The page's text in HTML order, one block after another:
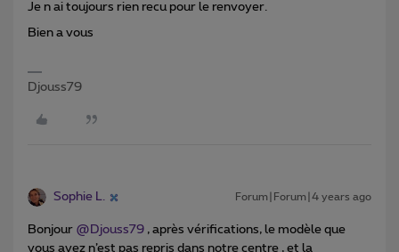
Je n ai toujours rien recu pour le renvoyer.
Bien a vous
Djouss79
Sophie L. Forum|Forum|4 years ago
Bonjour @Djouss79 , après vérifications, le modèle que
vous avez n’est pas repris dans notre centre , et la